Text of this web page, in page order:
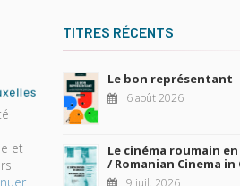
et
TITRES RÉCENTS
Le bon représentant
6 août 2026
Le cinéma roumain
/ Romanian Cinema
9 juil. 2026